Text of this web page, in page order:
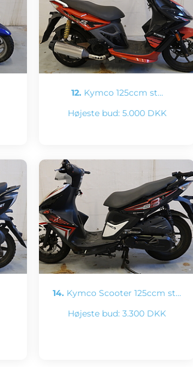
12. Kymco 125ccm st…
Højeste bud: 5.000 DKK
14. Kymco Scooter 125ccm st…
Højeste bud: 3.300 DKK